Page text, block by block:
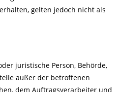
gelten jedoch nicht als
juristische Person, Behörde,
außer der betroffenen
dem Auftragsverarbeiter und